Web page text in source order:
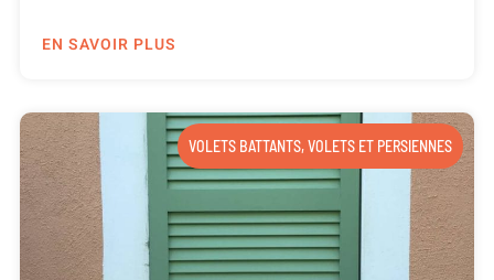
EN SAVOIR PLUS
VOLETS BATTANTS,VOLETS ET PERSIENNES